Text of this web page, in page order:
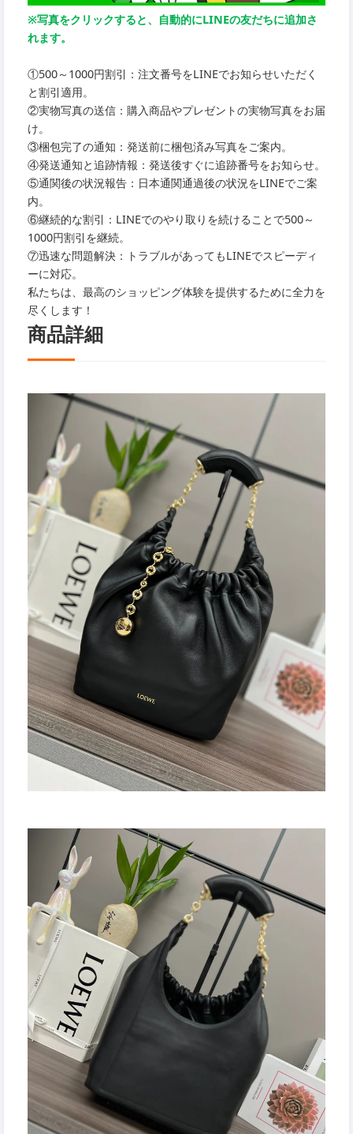
※写真をクリックすると、自動的にLINEの友だちに追加さ
れます。
①500～1000円割引：注文番号をLINEでお知らせいただく
と割引適用。
②実物写真の送信：購入商品やプレゼントの実物写真をお届
け。
③梱包完了の通知：発送前に梱包済み写真をご案内。
④発送通知と追跡情報：発送後すぐに追跡番号をお知らせ。
⑤通関後の状況報告：日本通関通過後の状況をLINEでご案
内。
⑥継続的な割引：LINEでのやり取りを続けることで500～
1000円割引を継続。
⑦迅速な問題解決：トラブルがあってもLINEでスピーディ
ーに対応。
私たちは、最高のショッピング体験を提供するために全力を
尽くします！
商品詳細